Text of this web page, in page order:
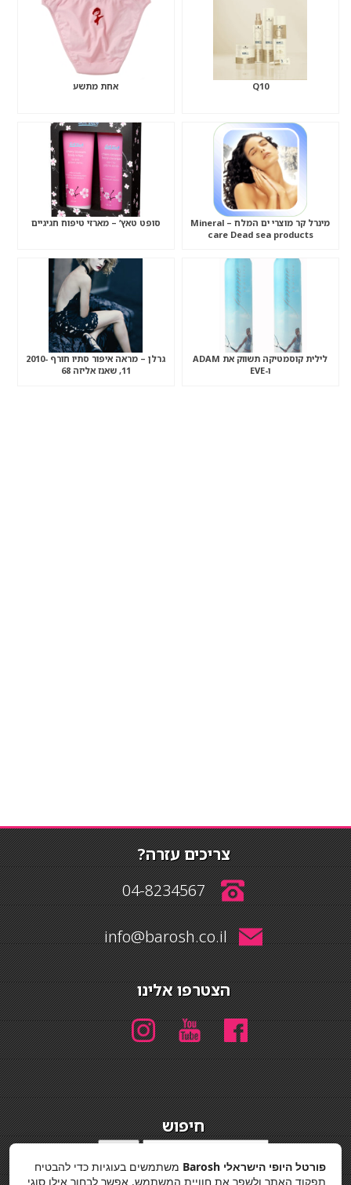
Q10 אחת מתשע
מינרל קר מוצרי ים המלח – Mineral
care Dead sea products
סופט טאץ’ – מארזי טיפוח חגיגיים
לילית קוסמטיקה תשווק את ADAM
ו-EVE
גרלן – מראה איפור סתיו חורף 2010-
11, שאנז אליזה 68
צריכים עזרה?
04-8234567
info@barosh.co.il
הצטרפו אלינו
חיפוש
מדיניות פרטיות
פורטל היופי הישראלי Barosh
משתמשים בעוגיות כדי להבטיח
תפקוד האתר ולשפר את חוויית המשתמש. אפשר לבחור אילו סוגי